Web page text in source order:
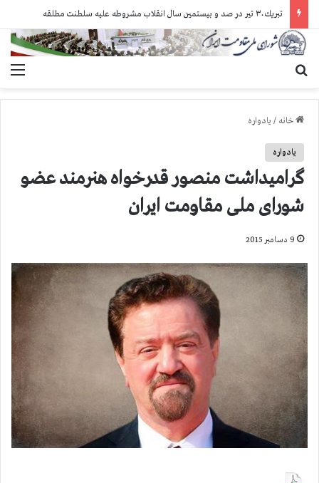
تبريك ۳۰ تير در صد و بيستمين سال انقلاب مشروطه عليه سلطنت مطلقه
خانه / یادواره
یادواره
گرامیداشت منصور قدرخواه هنرمند عضو
شورای ملی مقاومت ایران
9 دسامبر 2015